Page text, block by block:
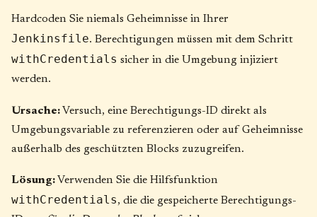
Hardcoden Sie niemals Geheimnisse in Ihrer
Jenkinsfile. Berechtigungen müssen mit dem Schritt
withCredentials sicher in die Umgebung injiziert
werden.
Ursache:Versuch, eine Berechtigungs-ID direkt als
Umgebungsvariable zu referenzieren oder auf Geheimnisse
außerhalb des geschützten Blocks zuzugreifen.
Lösung: Verwenden Sie die Hilfsfunktion
withCredentials, die die gespeicherte Berechtigungs-